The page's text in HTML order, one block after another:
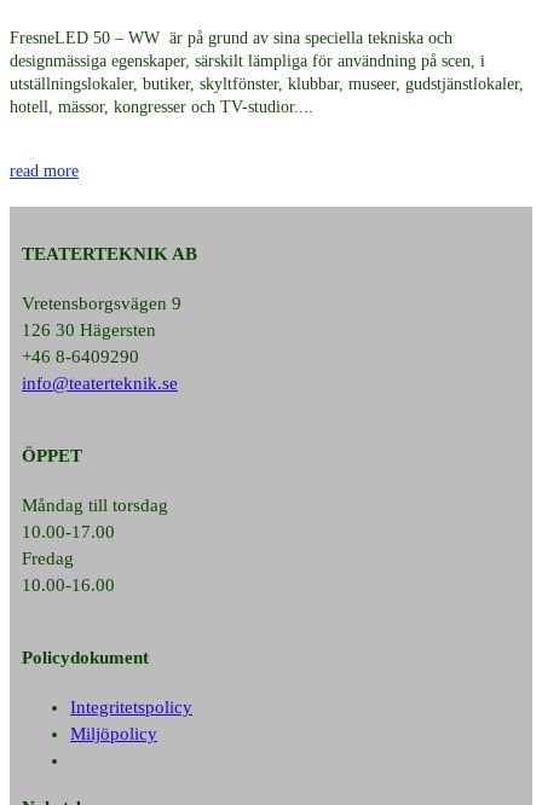
FresneLED 50 – WW är på grund av sina speciella tekniska och
designmässiga egenskaper, särskilt lämpliga för användning på scen, i
utställningslokaler, butiker, skyltfönster, klubbar, museer, gudstjänstlokaler,
hotell, mässor, kongresser och TV-studior....
read more
TEATERTEKNIK AB
Vretensborgsvägen 9
126 30 Hägersten
+46 8-6409290
info@teaterteknik.se
ÖPPET
Måndag till torsdag
10.00-17.00
Fredag
10.00-16.00
Policydokument
Integritetspolicy
Miljöpolicy